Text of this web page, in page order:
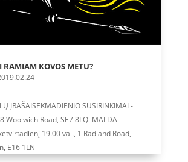
RAMIAM KOVOS METU?
ĮRAŠAISEKMADIENIO SUSIRINKIMAI -
Woolwich Road, SE7 8LQ MALDA -
19.00 val., 1 Radland Road,
E16 1LN